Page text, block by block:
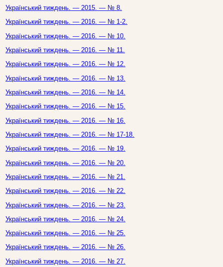
Український тиждень. — 2015. — № 8.
Український тиждень. — 2016. — № 1-2.
Український тиждень. — 2016. — № 10.
Український тиждень. — 2016. — № 11.
Український тиждень. — 2016. — № 12.
Український тиждень. — 2016. — № 13.
Український тиждень. — 2016. — № 14.
Український тиждень. — 2016. — № 15.
Український тиждень. — 2016. — № 16.
Український тиждень. — 2016. — № 17-18.
Український тиждень. — 2016. — № 19.
Український тиждень. — 2016. — № 20.
Український тиждень. — 2016. — № 21.
Український тиждень. — 2016. — № 22.
Український тиждень. — 2016. — № 23.
Український тиждень. — 2016. — № 24.
Український тиждень. — 2016. — № 25.
Український тиждень. — 2016. — № 26.
Український тиждень. — 2016. — № 27.